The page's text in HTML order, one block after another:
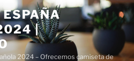
|
2024 – Ofrecemos camiseta de